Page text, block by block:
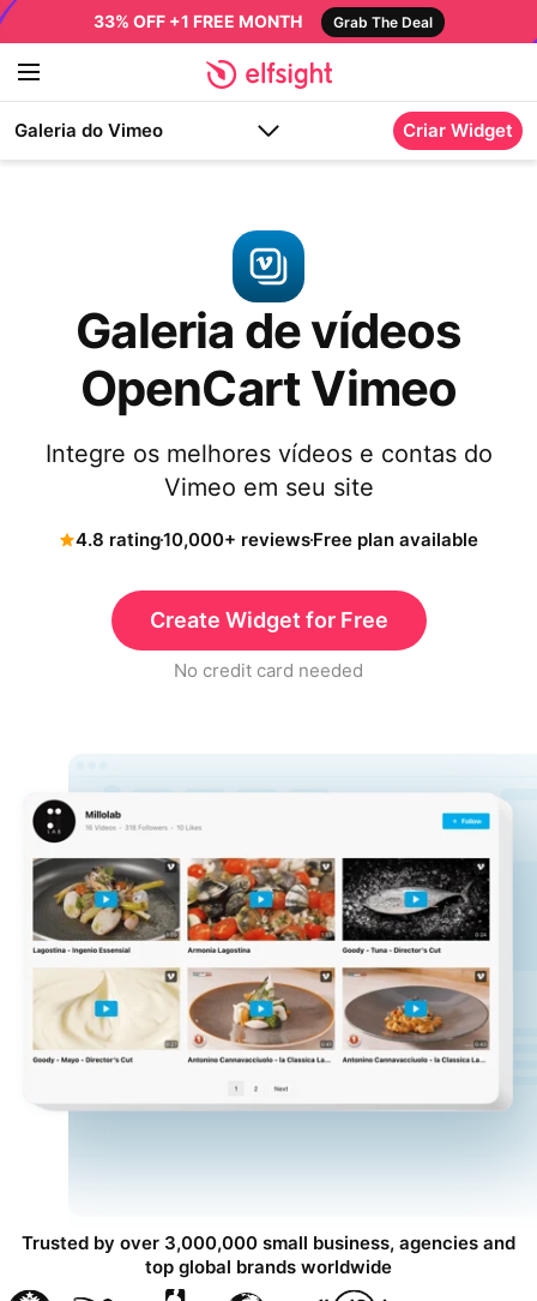
33% OFF +1 FREE MONTH Grab The Deal
Galeria do Vimeo Criar Widget
Galeria de vídeos
OpenCart Vimeo
Integre os melhores vídeos e contas do
Vimeo em seu site
4.8 rating10,000+ reviewsFree plan available
Create Widget for Free
No credit card needed
Trusted by over 3,000,000 small business, agencies and
top global brands worldwide